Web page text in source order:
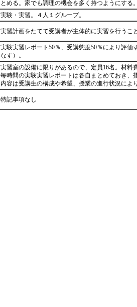
とめる。家でも調理の機会を多く持つようにする
実験・実習。４人１グループ。
実習計画をたてて受講者が主体的に実習を行う
実験実習レポート50％、受講態度50％により評
なす）。
実習室の設備に限りがあるので、定員16名。材
毎時間の実験実習レポートは各自まとめておき
内容は受講生の構成や希望、授業の進行状況によ
特記事項なし